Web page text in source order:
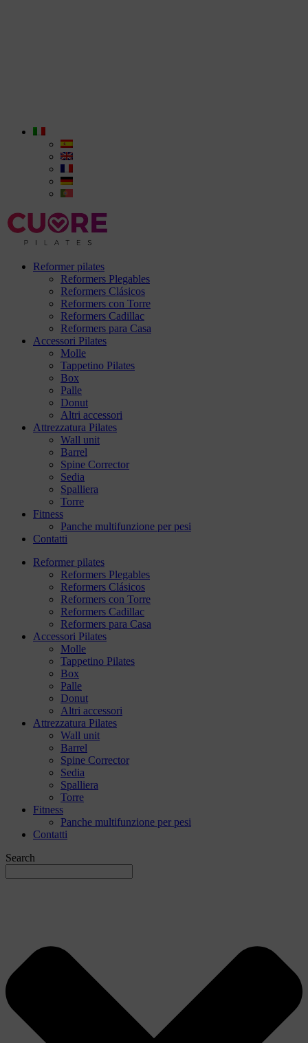
Reformer pilates
Reformers Plegables
Reformers Clásicos
Reformers con Torre
Reformers Cadillac
Reformers para Casa
Accessori Pilates
Molle
Tappetino Pilates
Box
Palle
Donut
Altri accessori
Attrezzatura Pilates
Wall unit
Barrel
Spine Corrector
Sedia
Spalliera
Torre
Fitness
Panche multifunzione per pesi
Contatti
Reformer pilates
Reformers Plegables
Reformers Clásicos
Reformers con Torre
Reformers Cadillac
Reformers para Casa
Accessori Pilates
Molle
Tappetino Pilates
Box
Palle
Donut
Altri accessori
Attrezzatura Pilates
Wall unit
Barrel
Spine Corrector
Sedia
Spalliera
Torre
Fitness
Panche multifunzione per pesi
Contatti
Search